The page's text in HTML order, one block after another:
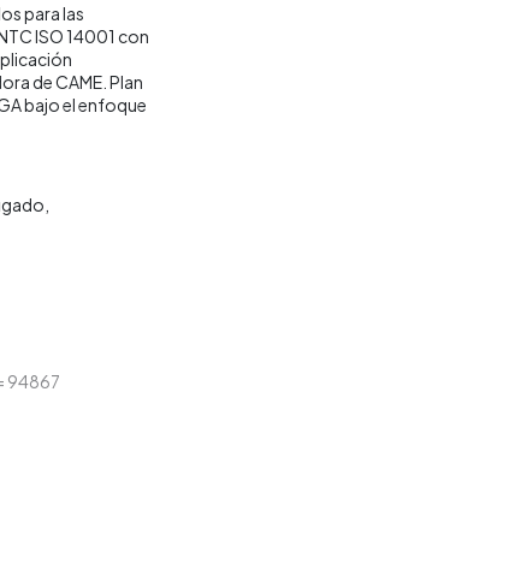
para las
ISO 14001 con
de CAME. Plan
bajo el enfoque
94867